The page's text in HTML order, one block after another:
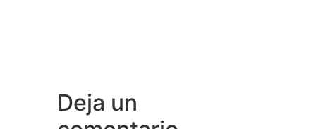
Deja un